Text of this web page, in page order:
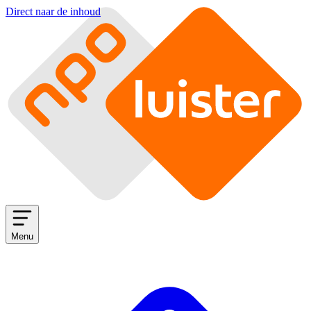
Direct naar de inhoud
Menu